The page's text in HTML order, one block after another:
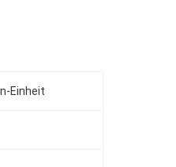
Einheit